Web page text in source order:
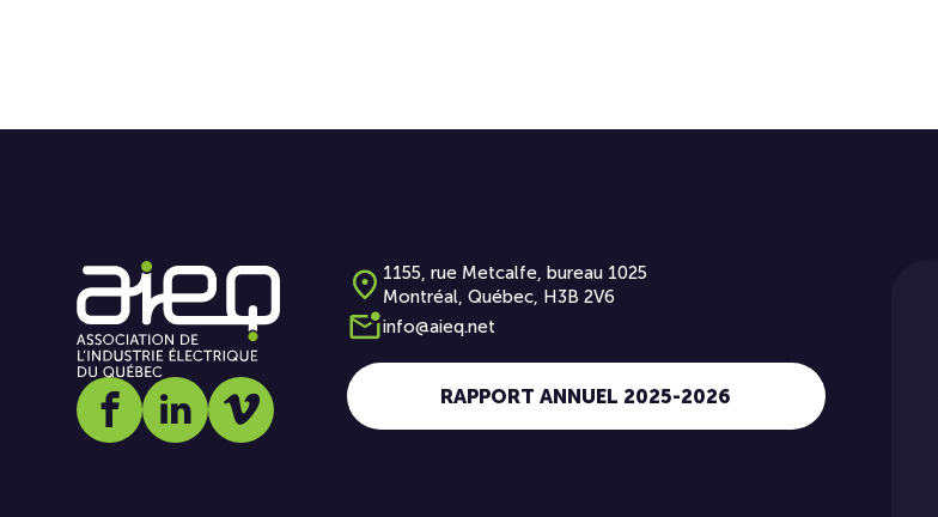
Social media link icon-facebook
Social media link icon-linkedin
Social media link icon-vimeo
1155, rue Metcalfe, bureau 1025
Montréal, Québec, H3B 2V6
info@aieq.net
RAPPORT ANNUEL 2025-2026